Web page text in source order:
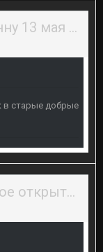
Поиск комиссаров на колонну 13 мая 2017 года.
в старые добрые
13\05\2017 - (не)официальное открытие байкерского сезона 2017 в Перми